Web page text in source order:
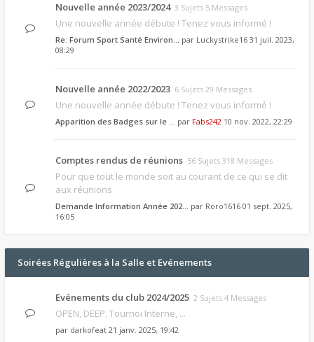
Nouvelle année 2023/2024 3 Sujets 5 Messages
Une nouvelle année débute ! Tenez vous informé !
Re: Forum Sport Santé Environ… par Luckystrike16 31 juil. 2023,
08:29
Nouvelle année 2022/2023 6 Sujets 29 Messages
Une nouvelle année débute ! Tenez vous informé !
Apparition des Badges sur le … par Fabs242 10 nov. 2022, 22:29
Comptes rendus de réunions 56 Sujets 318 Messages
Pour que tout le monde soit au courant de ce qui se dit
aux réunions
Demande Information Année 202… par Roro1616 01 sept. 2025,
16:05
Soirées Régulières à la Salle et Evénements
Evénements du club 2024/2025 2 Sujets 4 Messages
OPEN, DEEP, Tournoi Interne, ...
par darkofeat 21 janv. 2025, 19:42